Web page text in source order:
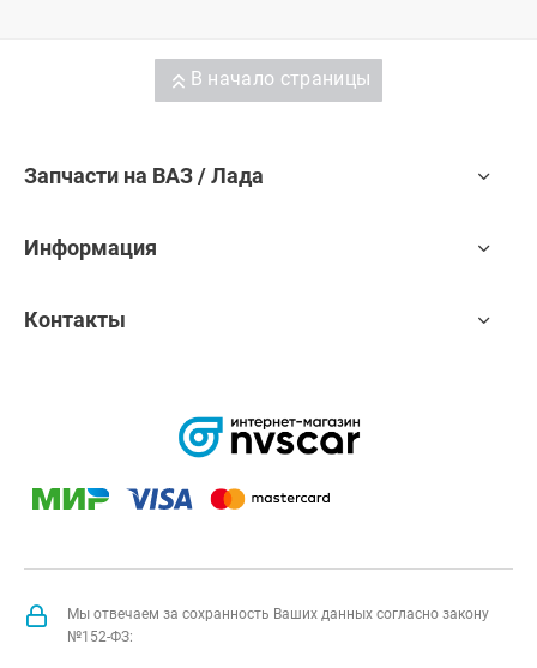
В начало страницы
Запчасти на ВАЗ / Лада
Информация
Контакты
Мы отвечаем за сохранность Ваших данных согласно закону
№152-ФЗ: